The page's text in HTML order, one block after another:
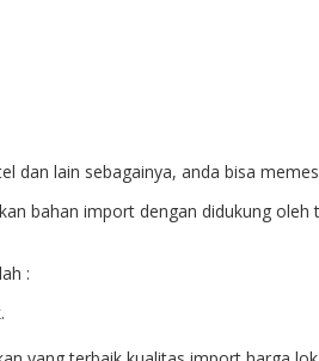
lain sebagainya, anda bisa
bahan import dengan didukung
: